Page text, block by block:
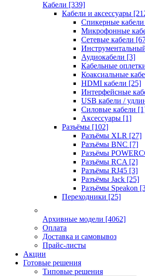
Кабели [339]
Кабели и аксессуары
Спикерные кабели
Микрофонные
Сетевые кабели
Аудиокабели [3]
Кабельные
Коаксиальные
HDMI кабели [25]
Интерфейсные
USB кабели /
Силовые кабели
Аксессуары [1]
Разъёмы [102]
Разъёмы XLR [27]
Разъёмы BNC [7]
Разъёмы
Разъёмы RCA [2]
Разъёмы RJ45 [3]
Разъёмы Jack [25]
Разъёмы Speakon
Переходники [25]
Архивные модели [4062]
Оплата
Доставка и самовывоз
Прайс-листы
Акции
Готовые решения
Типовые решения